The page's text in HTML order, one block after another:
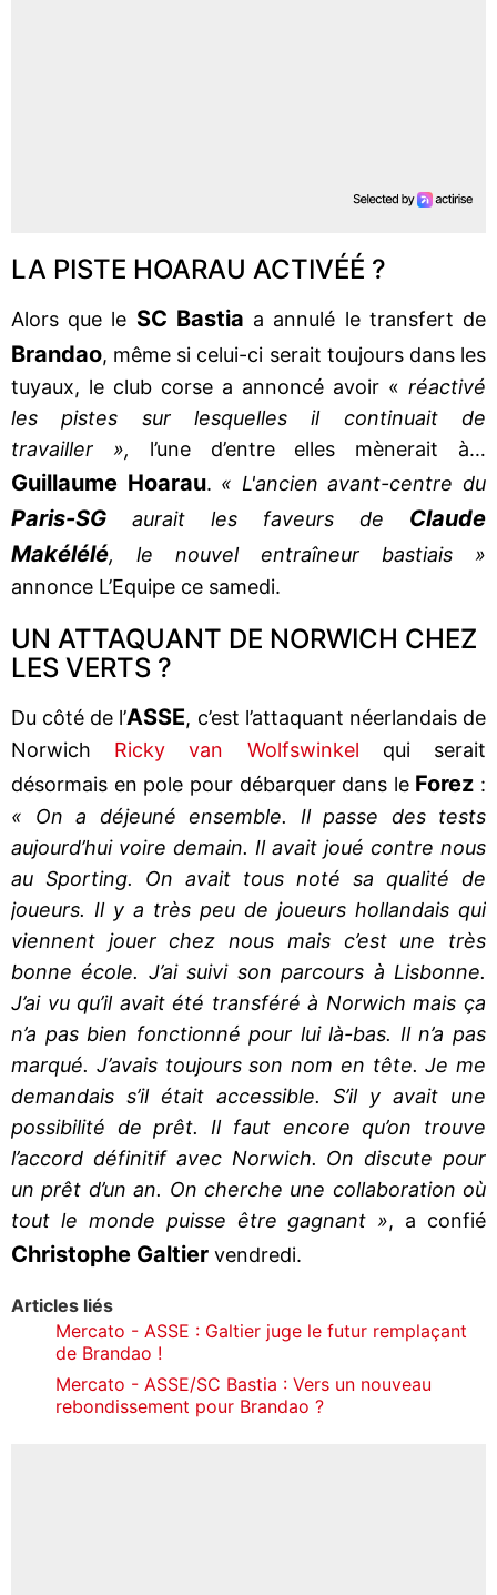
LA PISTE HOARAU ACTIVÉÉ ?
Alors que le SC Bastia a annulé le transfert de
Brandao, même si celui-ci serait toujours dans les
tuyaux, le club corse a annoncé avoir « réactivé
les pistes sur lesquelles il continuait de
travailler », l’une d’entre elles mènerait à…
Guillaume Hoarau. « L'ancien avant-centre du
Paris-SG aurait les faveurs de Claude
Makélélé, le nouvel entraîneur bastiais »
annonce L’Equipe ce samedi.
UN ATTAQUANT DE NORWICH CHEZ
LES VERTS ?
Du côté de l’ASSE, c’est l’attaquant néerlandais de
Norwich Ricky van Wolfswinkel qui serait
désormais en pole pour débarquer dans le Forez :
« On a déjeuné ensemble. Il passe des tests
aujourd’hui voire demain. Il avait joué contre nous
au Sporting. On avait tous noté sa qualité de
joueurs. Il y a très peu de joueurs hollandais qui
viennent jouer chez nous mais c’est une très
bonne école. J’ai suivi son parcours à Lisbonne.
J’ai vu qu’il avait été transféré à Norwich mais ça
n’a pas bien fonctionné pour lui là-bas. Il n’a pas
marqué. J’avais toujours son nom en tête. Je me
demandais s’il était accessible. S’il y avait une
possibilité de prêt. Il faut encore qu’on trouve
l’accord définitif avec Norwich. On discute pour
un prêt d’un an. On cherche une collaboration où
tout le monde puisse être gagnant », a confié
Christophe Galtier vendredi.
Articles liés
Mercato - ASSE : Galtier juge le futur remplaçant
de Brandao !
Mercato - ASSE/SC Bastia : Vers un nouveau
rebondissement pour Brandao ?